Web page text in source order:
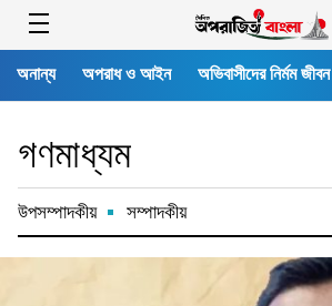
অনান্য অপরাধ ও আইন অভিবাসীদের নির্মম জীবন
গণমাধ্যম
উপসম্পাদকীয় সম্পাদকীয়